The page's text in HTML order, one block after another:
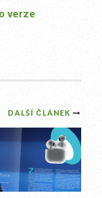
verze
DALŠÍ ČLÁNEK